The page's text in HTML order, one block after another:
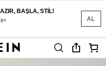
AL
BAŞLA, STİL!